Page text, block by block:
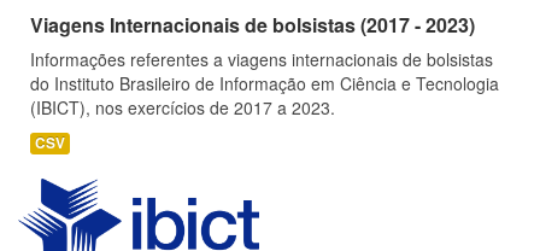
Viagens Internacionais de bolsistas (2017 - 2023)
Informações referentes a viagens internacionais de bolsistas
do Instituto Brasileiro de Informação em Ciência e Tecnologia
(IBICT), nos exercícios de 2017 a 2023.
CSV